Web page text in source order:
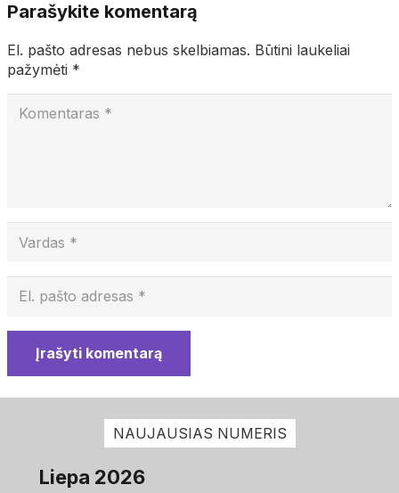
Parašykite komentarą
El. pašto adresas nebus skelbiamas. Būtini laukeliai
pažymėti *
Įrašyti komentarą
NAUJAUSIAS NUMERIS
Liepa 2026